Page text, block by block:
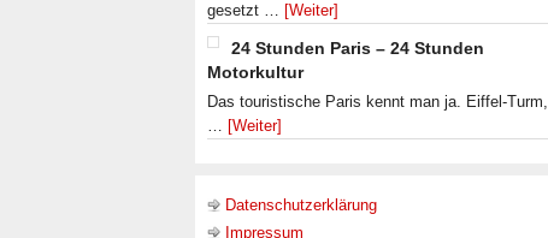
gesetzt … [Weiter]
24 Stunden Paris – 24 Stunden
Motorkultur
Das touristische Paris kennt man ja. Eiffel-Turm,
… [Weiter]
Datenschutzerklärung
Impressum